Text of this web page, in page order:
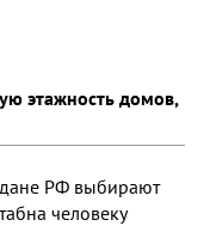
этажность домов,
РФ выбирают
человеку